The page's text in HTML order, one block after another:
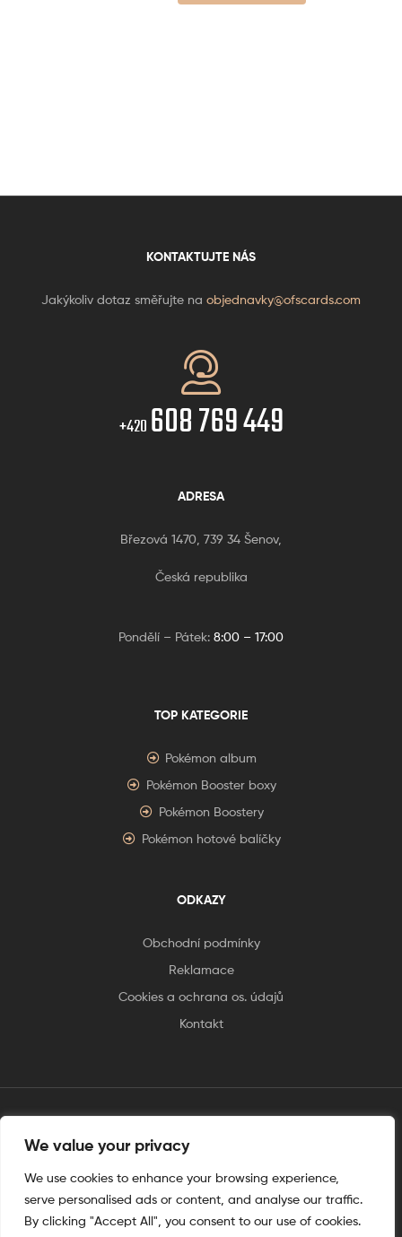
We value your privacy
We use cookies to enhance your browsing experience,
serve personalised ads or content, and analyse our traffic.
By clicking "Accept All", you consent to our use of cookies.
KONTAKTUJTE NÁS
Jakýkoliv dotaz směřujte na objednavky@ofscards.com
+420 608 769 449
ADRESA
Březová 1470, 739 34 Šenov,
Česká republika
Pondělí – Pátek: 8:00 – 17:00
TOP KATEGORIE
Pokémon album
Pokémon Booster boxy
Pokémon Boostery
Pokémon hotové balíčky
ODKAZY
Obchodní podmínky
Reklamace
Cookies a ochrana os. údajů
Kontakt
tento web je vytvořen úplnějinak